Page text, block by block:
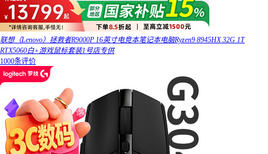
联想（Lenovo）拯救者R9000P 16英寸电竞本笔记本电脑Ryzen9 8945HX 32G 1T
RTX5060白+游戏鼠标套装1号店专供
1000条评价